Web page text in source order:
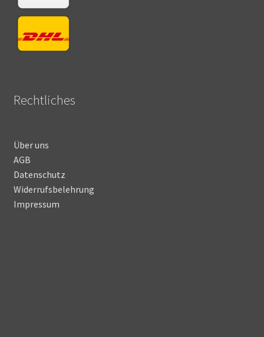
Rechtliches
Über uns
AGB
Datenschutz
Widerrufsbelehrung
Impressum